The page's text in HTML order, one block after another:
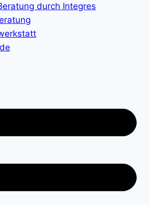
durch Integres